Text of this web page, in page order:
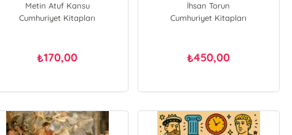
Metin Atuf Kansu
Cumhuriyet Kitapları
₺170,00
İhsan Torun
Cumhuriyet Kitapları
₺450,00